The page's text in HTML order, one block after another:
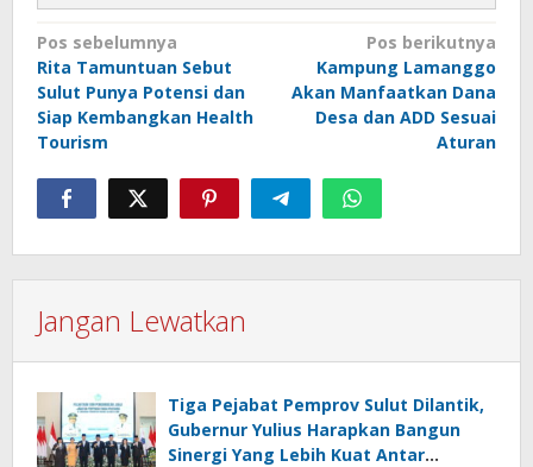
Navigasi
pos
Pos sebelumnya
Rita Tamuntuan Sebut
Sulut Punya Potensi dan
Siap Kembangkan Health
Tourism
Pos berikutnya
Kampung Lamanggo
Akan Manfaatkan Dana
Desa dan ADD Sesuai
Aturan
Jangan Lewatkan
Tiga Pejabat Pemprov Sulut Dilantik,
Gubernur Yulius Harapkan Bangun
Sinergi Yang Lebih Kuat Antar